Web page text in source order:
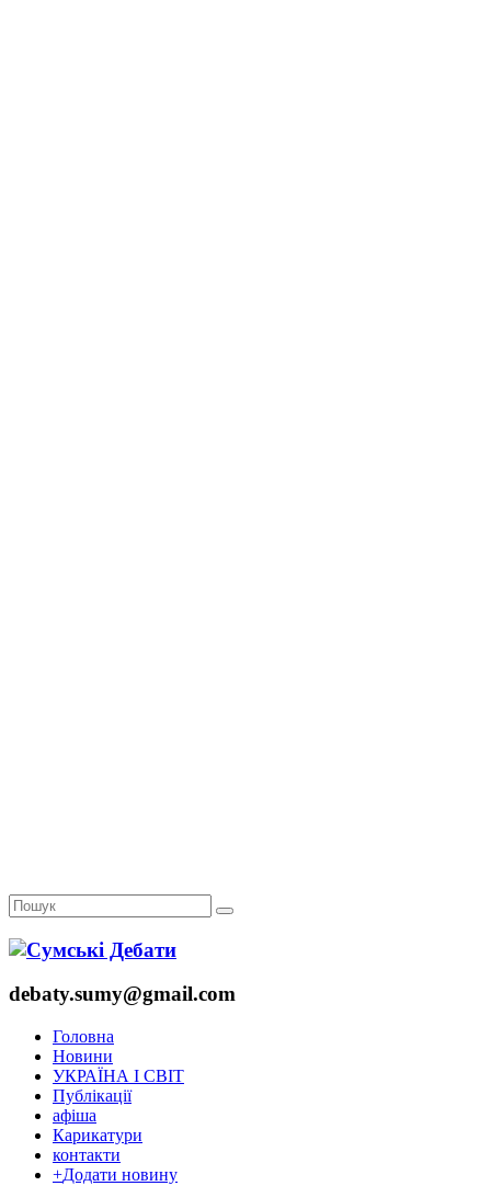
debaty.sumy@gmail.com
Головна
Новини
УКРАЇНА І СВІТ
Публікації
афіша
Карикатури
контакти
+Додати новину